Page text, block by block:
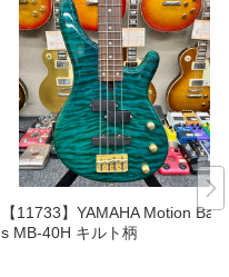
【11733】YAMAHA Motion Bas
s MB-40H キルト柄